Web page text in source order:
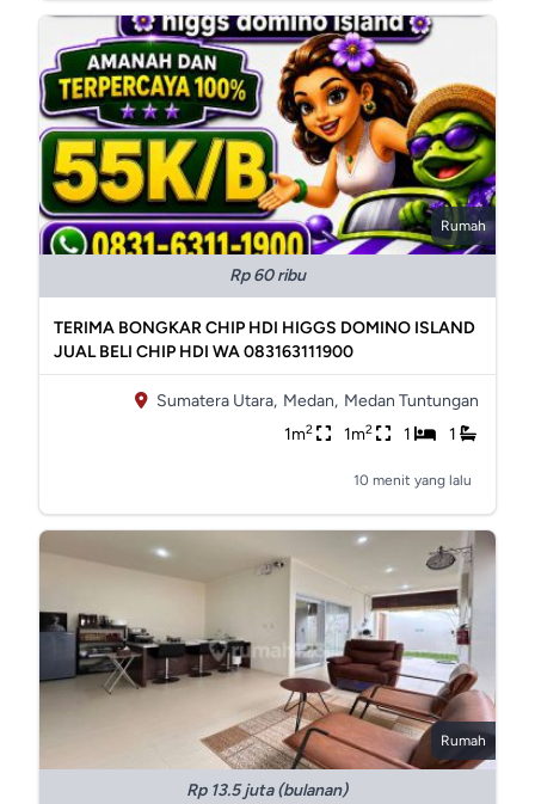
Rumah
Rp 60 ribu
TERIMA BONGKAR CHIP HDI HIGGS DOMINO ISLAND
JUAL BELI CHIP HDI WA 083163111900
Sumatera Utara, Medan, Medan Tuntungan
1m2 1m2 1 1
10 menit yang lalu
Rumah
Rp 13.5 juta (bulanan)